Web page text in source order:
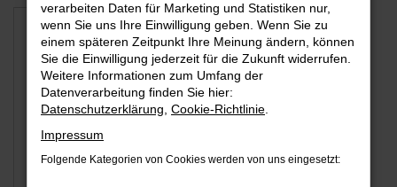
verarbeiten Daten für Marketing und Statistiken nur,
wenn Sie uns Ihre Einwilligung geben. Wenn Sie zu
einem späteren Zeitpunkt Ihre Meinung ändern, können
Sie die Einwilligung jederzeit für die Zukunft widerrufen.
Weitere Informationen zum Umfang der
Datenverarbeitung finden Sie hier:
Datenschutzerklärung Cookie-Richtlinie
Impressum
Folgende Kategorien von Cookies werden von uns eingesetzt: